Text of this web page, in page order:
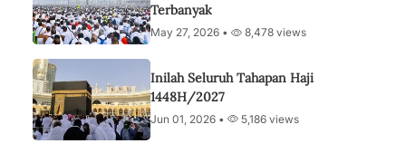
Terbanyak
May 27, 2026 • 8,478 views
Inilah Seluruh Tahapan Haji
1448H/2027
Jun 01, 2026 • 5,186 views